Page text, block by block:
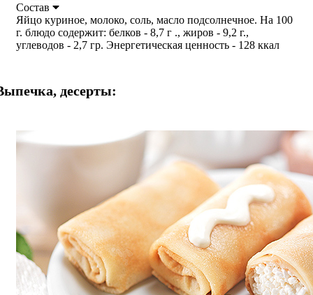
Состав
Яйцо куриное, молоко, соль, масло подсолнечное. На 100
г. блюдо содержит: белков - 8,7 г ., жиров - 9,2 г.,
углеводов - 2,7 гр. Энергетическая ценность - 128 ккал
десерты: